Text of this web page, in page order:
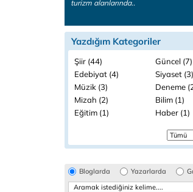
turizm alanlarında..
Yazdığım Kategoriler
Şiir (44)
Güncel (7)
Edebiyat (4)
Siyaset (3)
Müzik (3)
Deneme
Mizah (2)
Bilim (1)
Eğitim (1)
Haber (1)
Bloglarda Yazarlarda